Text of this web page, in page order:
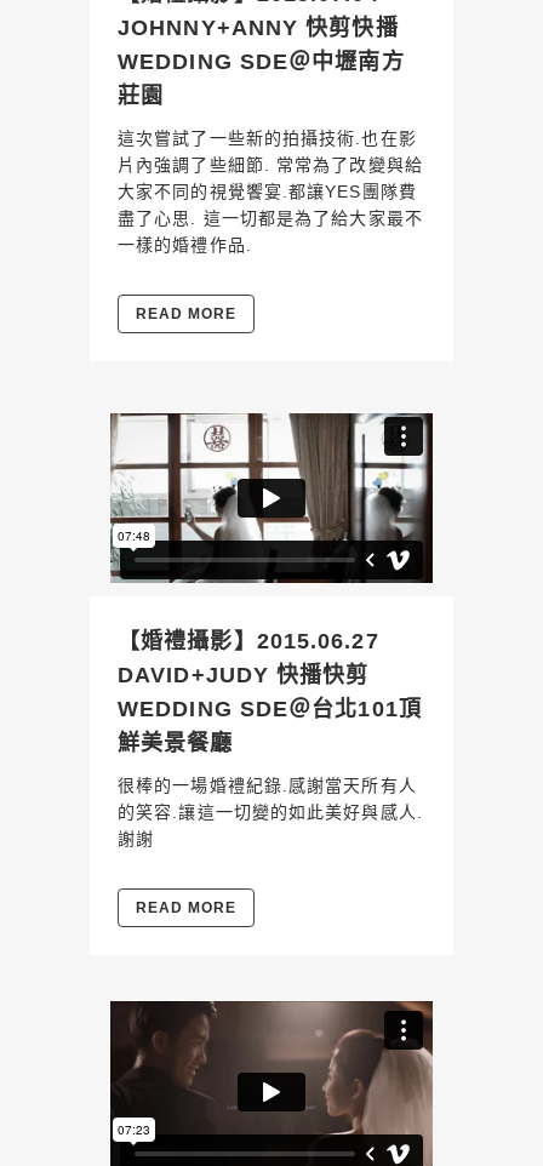
JOHNNY+ANNY 快剪快播
WEDDING SDE＠中壢南方
莊園
這次嘗試了一些新的拍攝技術.也在影
片內強調了些細節. 常常為了改變與給
大家不同的視覺饗宴.都讓YES團隊費
盡了心思. 這一切都是為了給大家最不
一樣的婚禮作品.
READ MORE
【婚禮攝影】2015.06.27
DAVID+JUDY 快播快剪
WEDDING SDE＠台北101頂
鮮美景餐廳
很棒的一場婚禮紀錄.感謝當天所有人
的笑容.讓這一切變的如此美好與感人.
謝謝
READ MORE